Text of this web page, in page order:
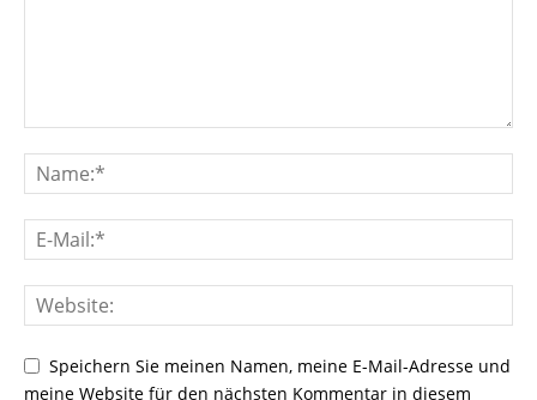
Speichern Sie meinen Namen, meine E-Mail-Adresse und
meine Website für den nächsten Kommentar in diesem